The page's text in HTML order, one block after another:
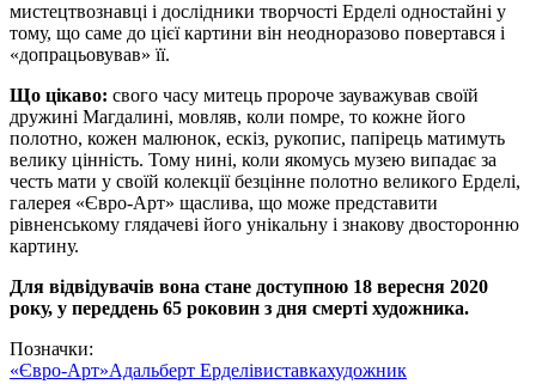
мистецтвознавці і дослідники творчості Ерделі одностайні у
тому, що саме до цієї картини він неодноразово повертався і
«допрацьовував» її.
Що цікаво: свого часу митець пророче зауважував своїй
дружині Магдалині, мовляв, коли помре, то кожне його
полотно, кожен малюнок, ескіз, рукопис, папірець матимуть
велику цінність. Тому нині, коли якомусь музею випадає за
честь мати у своїй колекції безцінне полотно великого Ерделі,
галерея «Євро-Арт» щаслива, що може представити
рівненському глядачеві його унікальну і знакову двосторонню
картину.
Для відвідувачів вона стане доступною 18 вересня 2020
року, у переддень 65 роковин з дня смерті художника.
Позначки:
«Євро-Арт»Адальберт Ерделівиставкахудожник